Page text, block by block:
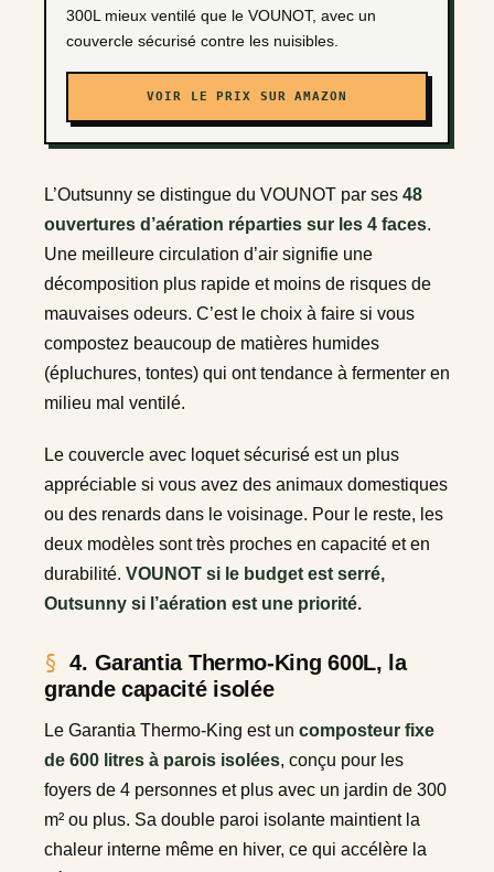
300L mieux ventilé que le VOUNOT, avec un
couvercle sécurisé contre les nuisibles.
VOIR LE PRIX SUR AMAZON
L’Outsunny se distingue du VOUNOT par ses 48
ouvertures d’aération réparties sur les 4 faces.
Une meilleure circulation d’air signifie une
décomposition plus rapide et moins de risques de
mauvaises odeurs. C’est le choix à faire si vous
compostez beaucoup de matières humides
(épluchures, tontes) qui ont tendance à fermenter en
milieu mal ventilé.
Le couvercle avec loquet sécurisé est un plus
appréciable si vous avez des animaux domestiques
ou des renards dans le voisinage. Pour le reste, les
deux modèles sont très proches en capacité et en
durabilité. VOUNOT si le budget est serré,
Outsunny si l’aération est une priorité.
4. Garantia Thermo-King 600L, la
grande capacité isolée
Le Garantia Thermo-King est un composteur fixe
de 600 litres à parois isolées, conçu pour les
foyers de 4 personnes et plus avec un jardin de 300
m² ou plus. Sa double paroi isolante maintient la
chaleur interne même en hiver, ce qui accélère la